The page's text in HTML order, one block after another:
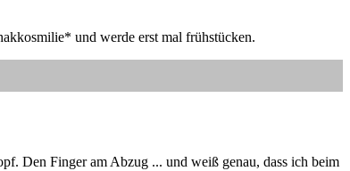
und werde erst mal frühstücken.
Den Finger am Abzug ... und weiß genau, dass ich beim